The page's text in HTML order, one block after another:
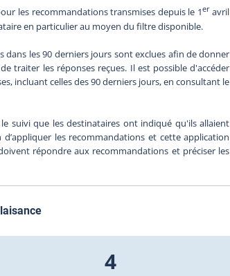
les recommandations transmises depuis le 1eravril
en particulier au moyen du filtre disponible.
les 90 derniers jours sont exclues afin de donner
traiter les réponses reçues. Il est possible d'accéder
incluant celles des 90 derniers jours, en consultant le
suivi que les destinataires ont indiqué qu'ils allaient
les recommandations et cette application
répondre aux recommandations et préciser les
4